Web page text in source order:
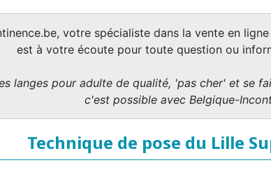
votre spécialiste dans la vente en
est à votre écoute pour toute question ou
langes pour adulte de qualité, 'pas cher' et se
c'est possible avec Belgique-
Technique de pose du Lille